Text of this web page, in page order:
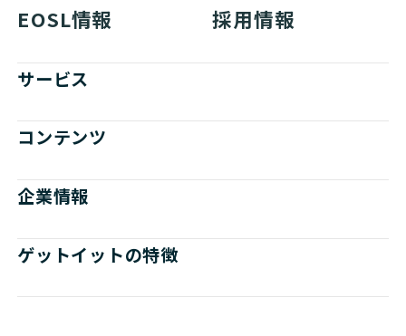
EOSL情報
採用情報
サービス
コンテンツ
企業情報
ゲットイットの特徴